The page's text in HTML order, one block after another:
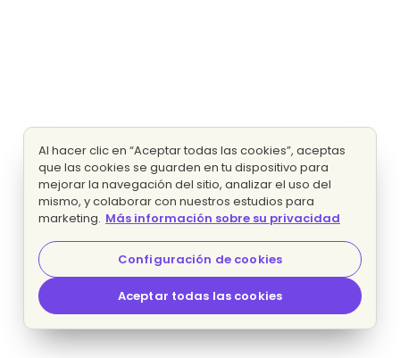
Al hacer clic en “Aceptar todas las cookies”, aceptas
que las cookies se guarden en tu dispositivo para
mejorar la navegación del sitio, analizar el uso del
mismo, y colaborar con nuestros estudios para
marketing. Más información sobre su privacidad
Configuración de cookies
Aceptar todas las cookies